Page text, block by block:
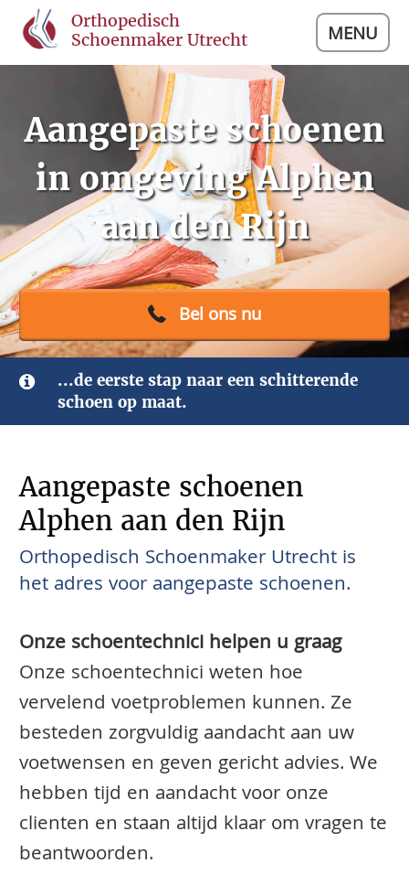
Orthopedisch
Schoenmaker Utrecht
MENU
Aangepaste schoenen
in omgeving Alphen
aan den Rijn
Bel ons nu
...de eerste stap naar een schitterende
schoen op maat.
Aangepaste schoenen
Alphen aan den Rijn
Orthopedisch Schoenmaker Utrecht is
het adres voor aangepaste schoenen.
Onze schoentechnici helpen u graag
Onze schoentechnici weten hoe
vervelend voetproblemen kunnen. Ze
besteden zorgvuldig aandacht aan uw
voetwensen en geven gericht advies. We
hebben tijd en aandacht voor onze
clienten en staan altijd klaar om vragen te
beantwoorden.